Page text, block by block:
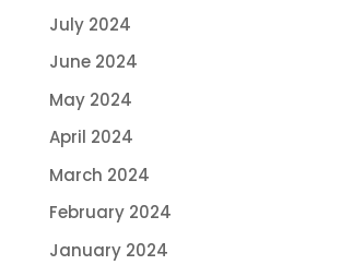
July 2024
June 2024
May 2024
April 2024
March 2024
February 2024
January 2024